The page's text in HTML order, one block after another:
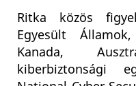
Ritka közös
Egyesült
Kanada,
kiberbiztonsági